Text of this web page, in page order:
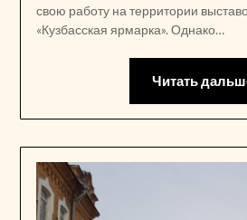
свою работу на территории
«Кузбасская ярмарка». Однако…
Читать